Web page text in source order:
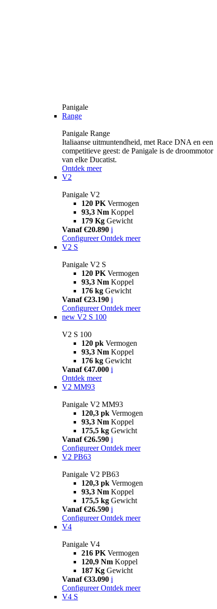
Panigale
Range
Panigale Range
Italiaanse uitmuntendheid, met Race DNA en een
competitieve geest: de Panigale is de droommotor
van elke Ducatist.
Ontdek meer
V2
Panigale V2
120 PK Vermogen
93,3 Nm Koppel
179 Kg Gewicht
Vanaf €20.890 i
Configureer Ontdek meer
V2 S
Panigale V2 S
120 PK Vermogen
93,3 Nm Koppel
176 kg Gewicht
Vanaf €23.190 i
Configureer Ontdek meer
new V2 S 100
V2 S 100
120 pk Vermogen
93,3 Nm Koppel
176 kg Gewicht
Vanaf €47.000 i
Ontdek meer
V2 MM93
Panigale V2 MM93
120,3 pk Vermogen
93,3 Nm Koppel
175,5 kg Gewicht
Vanaf €26.590 i
Configureer Ontdek meer
V2 PB63
Panigale V2 PB63
120,3 pk Vermogen
93,3 Nm Koppel
175,5 kg Gewicht
Vanaf €26.590 i
Configureer Ontdek meer
V4
Panigale V4
216 PK Vermogen
120,9 Nm Koppel
187 Kg Gewicht
Vanaf €33.090 i
Configureer Ontdek meer
V4 S